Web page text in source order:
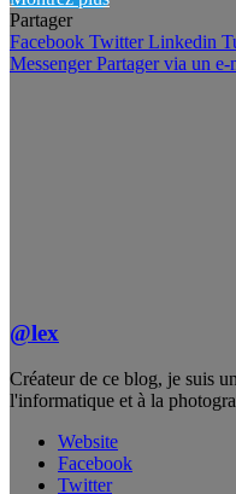
Partager
Facebook Twitter Linkedin
Messenger Partager via un e-
@lex
Créateur de ce blog, je suis
l'informatique et à la
Website
Facebook
Twitter